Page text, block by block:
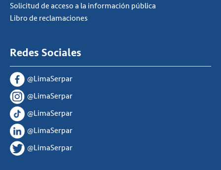
Solicitud de acceso a la información pública
Libro de reclamaciones
Redes Sociales
@LimaSerpar
@LimaSerpar
@LimaSerpar
@LimaSerpar
@LimaSerpar